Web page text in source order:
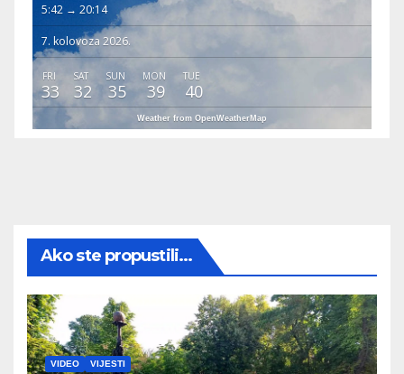
5:42 → 20:14
7. kolovoza 2026.
FRI
33
SAT
32
SUN
35
MON
39
TUE
40
Weather from OpenWeatherMap
Ako ste propustili...
VIDEO VIJESTI